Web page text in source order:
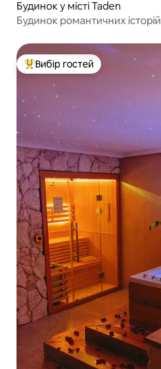
Будинок у місті Taden
Будинок романтичних історій
Топ вибір гостей
Вибір гостей